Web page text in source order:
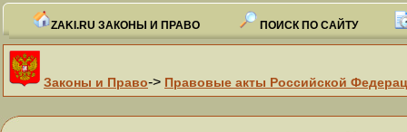
ZAKI.RU ЗАКОНЫ И ПРАВО ПОИСК ПО САЙТУ
Законы и Право-> Правовые акты Российской